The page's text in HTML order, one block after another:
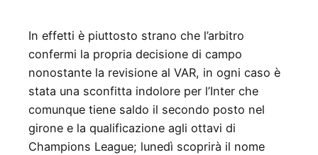
In effetti è piuttosto strano che l’arbitro
confermi la propria decisione di campo
nonostante la revisione al VAR, in ogni caso è
stata una sconfitta indolore per l’Inter che
comunque tiene saldo il secondo posto nel
girone e la qualificazione agli ottavi di
Champions League; lunedì scoprirà il nome